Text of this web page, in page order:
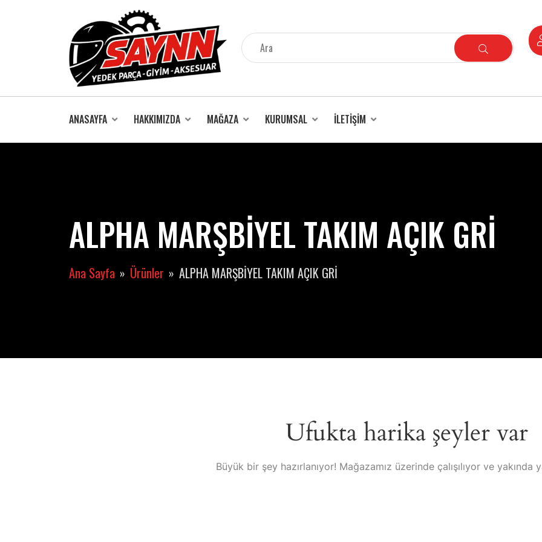
ANASAYFA HAKKIMIZDA MAĞAZA KURUMSAL İLETIŞIM
ALPHA MARŞBİYEL TAKIM AÇIK GRİ
Ana Sayfa Ürünler ALPHA MARŞBİYEL TAKIM AÇIK GRİ
Ufukta harika şeyler var
Büyük bir şey hazırlanıyor! Mağazamız üzerinde çalışılıyor ve yakında